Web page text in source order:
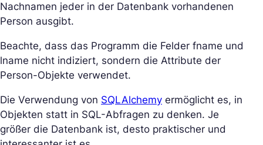
Nachnamen jeder in der Datenbank vorhandenen
Person ausgibt.
Beachte, dass das Programm die Felder fname und
lname nicht indiziert, sondern die Attribute der
Person-Objekte verwendet.
Die Verwendung von SQLAlchemy ermöglicht es, in
Objekten statt in SQL-Abfragen zu denken. Je
größer die Datenbank ist, desto praktischer und